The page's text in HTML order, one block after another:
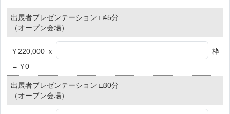
出展者プレゼンテーション □45分
（オープン会場）
￥220,000 ｘ
枠
= ￥0
出展者プレゼンテーション □30分
（オープン会場）